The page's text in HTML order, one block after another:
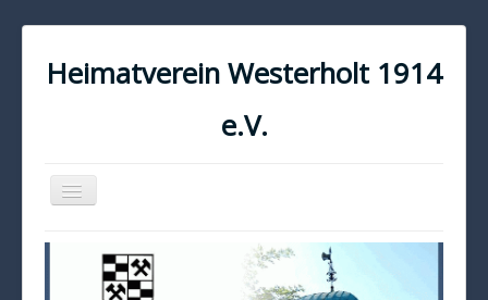
Heimatverein Westerholt 1914
e.V.
Navigation
an/aus
KONTAKT